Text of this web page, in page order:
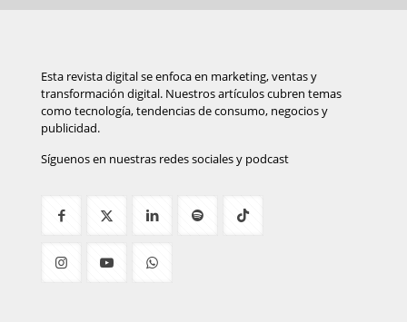
Esta revista digital se enfoca en marketing, ventas y
transformación digital. Nuestros artículos cubren temas
como tecnología, tendencias de consumo, negocios y
publicidad.
Síguenos en nuestras redes sociales y podcast